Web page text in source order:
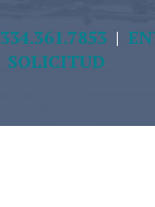
334.361.7853|
SOLICITUD